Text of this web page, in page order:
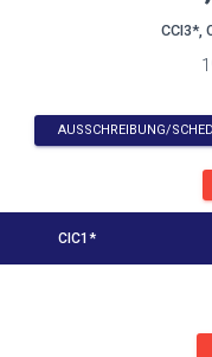
CCI3*,
AUSSCHREIBUNG/
CIC1*